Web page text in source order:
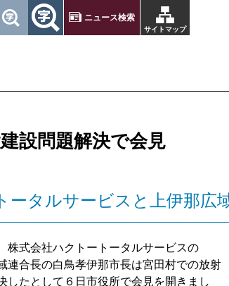
サイトマップ
ニュース検索
設問題解決で会見
ータルサービスと上伊那広
株式会社ハクトートータルサービスの
連合長の白鳥孝伊那市長は宮田村での放射
したとして６日市役所で会見を開きまし